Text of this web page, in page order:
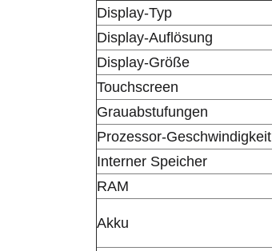
Display-Typ
Display-Auflösung
Display-Größe
Touchscreen
Grauabstufungen
Prozessor-Geschwindigkeit
Interner Speicher
RAM
Akku